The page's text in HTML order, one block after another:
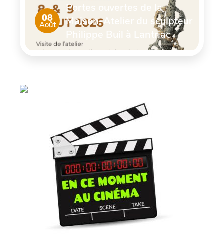
08
Août
Portes ouvertes de la
Maison-Atelier du sculpteur
Philippe Buil à Lantriac